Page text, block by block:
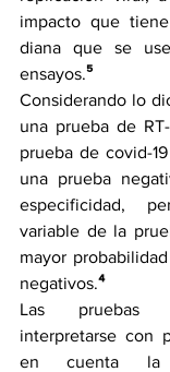
impacto que
diana que se
ensayos.⁵
Considerando lo
una prueba de
prueba de covid-
una prueba
especificidad,
variable de la
mayor
negativos.⁴
Las pruebas
interpretarse con
en cuenta la